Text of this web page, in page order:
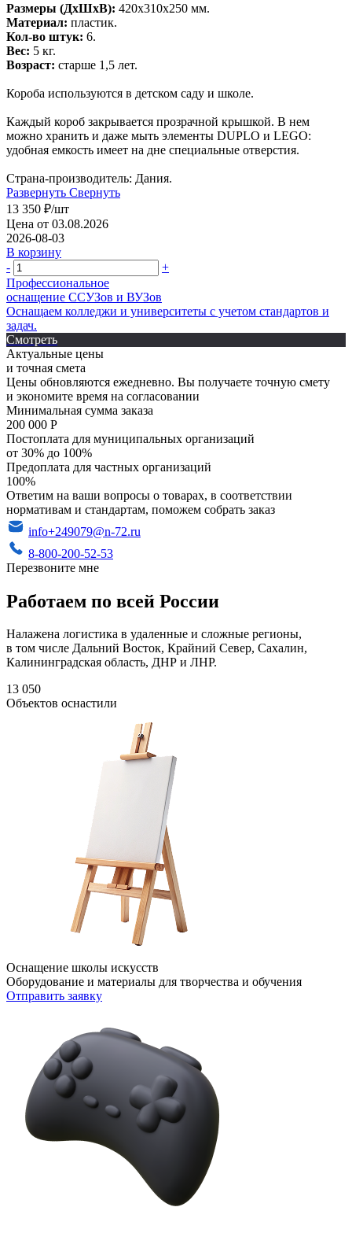
Размеры (ДхШхВ): 420х310х250 мм.
Материал: пластик.
Кол-во штук: 6.
Вес: 5 кг.
Возраст: старше 1,5 лет.
Короба используются в детском саду и школе.
Каждый короб закрывается прозрачной крышкой. В нем
можно хранить и даже мыть элементы DUPLO и LEGO:
удобная емкость имеет на дне специальные отверстия.
Страна-производитель: Дания.
Развернуть Свернуть
13 350 ₽/шт
Цена от 03.08.2026
2026-08-03
В корзину
-
+
Профессиональное
оснащение CСУЗов и ВУЗов
Оснащаем колледжи и университеты с учетом стандартов и
задач.
Смотреть
Актуальные цены
и точная смета
Цены обновляются ежедневно. Вы получаете точную смету
и экономите время на согласовании
Минимальная сумма заказа
200 000 Р
Постоплата для муниципальных организаций
от 30% до 100%
Предоплата для частных организаций
100%
Ответим на ваши вопросы о товарах, в соответствии
нормативам и стандартам, поможем собрать заказ
info+249079@n-72.ru
8-800-200-52-53
Перезвоните мне
Работаем по всей России
Налажена логистика в удаленные и сложные регионы,
в том числе Дальний Восток, Крайний Север, Сахалин,
Калининградская область, ДНР и ЛНР.
13 050
Объектов оснастили
Оснащение школы искусств
Оборудование и материалы для творчества и обучения
Отправить заявку